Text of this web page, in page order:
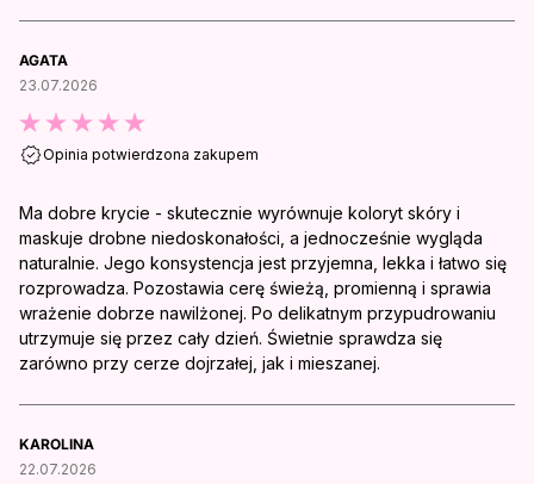
AGATA
23.07.2026
Opinia potwierdzona zakupem
Ma dobre krycie - skutecznie wyrównuje koloryt skóry i
maskuje drobne niedoskonałości, a jednocześnie wygląda
naturalnie. Jego konsystencja jest przyjemna, lekka i łatwo się
rozprowadza. Pozostawia cerę świeżą, promienną i sprawia
wrażenie dobrze nawilżonej. Po delikatnym przypudrowaniu
utrzymuje się przez cały dzień. Świetnie sprawdza się
zarówno przy cerze dojrzałej, jak i mieszanej.
KAROLINA
22.07.2026